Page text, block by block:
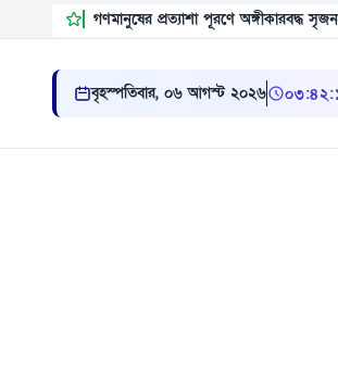
গণমানুষের প্রত্যাশা পূরণে অঙ্গীকারবদ্ধ
বৃহস্পতিবার, ০৬ আগস্ট ২০২৬ ০৩ ৪২